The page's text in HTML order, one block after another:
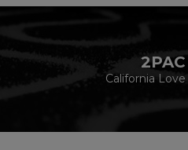
STOP VIRGIN
cu Virgin Radio Romania